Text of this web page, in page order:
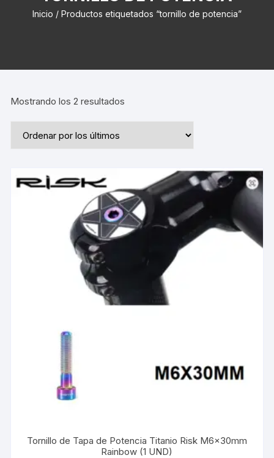
Inicio / Productos etiquetados “tornillo de potencia”
Mostrando los 2 resultados
Tornillo de Tapa de Potencia Titanio Risk M6x30mm
Rainbow (1 UND)